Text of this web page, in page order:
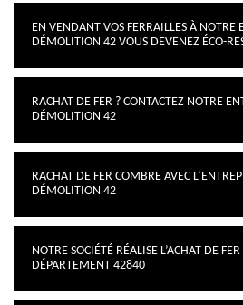
EN VENDANT VOS FERRAILLES À NOTRE
DÉMOLITION 42 VOUS DEVENEZ ÉCO-
RACHAT DE FER ? CONTACTEZ NOTRE
DÉMOLITION 42
RACHAT DE FER COMBRE AVEC
DÉMOLITION 42
NOTRE SOCIÉTÉ RÉALISE L’ACHAT DE
DÉPARTEMENT 42840